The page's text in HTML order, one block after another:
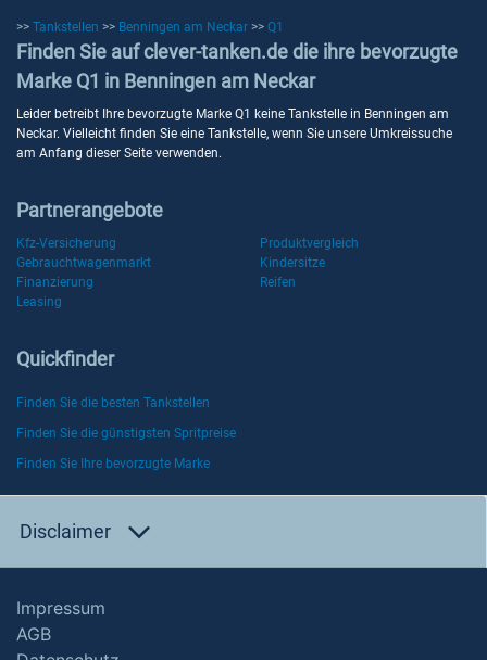
>> Tankstellen >> Benningen am Neckar >> Q1
Finden Sie auf clever-tanken.de die ihre bevorzugte
Marke Q1 in Benningen am Neckar
Leider betreibt Ihre bevorzugte Marke Q1 keine Tankstelle in Benningen am
Neckar. Vielleicht finden Sie eine Tankstelle, wenn Sie unsere Umkreissuche
am Anfang dieser Seite verwenden.
Partnerangebote
Kfz-Versicherung
Produktvergleich
Gebrauchtwagenmarkt
Kindersitze
Finanzierung
Reifen
Leasing
Quickfinder
Finden Sie die besten Tankstellen
Finden Sie die günstigsten Spritpreise
Finden Sie Ihre bevorzugte Marke
Disclaimer
Impressum
AGB